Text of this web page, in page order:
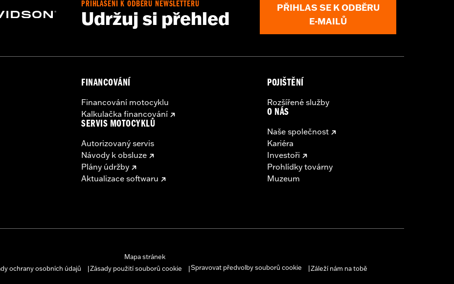
PŘIHLÁŠENÍ K ODBĚRU NEWSLETTERU
Udržuj si přehled
PŘIHLAS SE K ODBĚRU
E-MAILŮ
FINANCOVÁNÍ
Financování motocyklu
Kalkulačka financování
SERVIS MOTOCYKLŮ
Autorizovaný servis
Návody k obsluze
Plány údržby
Aktualizace softwaru
POJIŠTĚNÍ
Rozšířené služby
O NÁS
Naše společnost
Kariéra
Investoři
Prohlídky továrny
Muzeum
Mapa stránek
ochrany osobních údajů Zásady použití souborů cookie Spravovat předvolby souborů cookie Záleží nám na tobě